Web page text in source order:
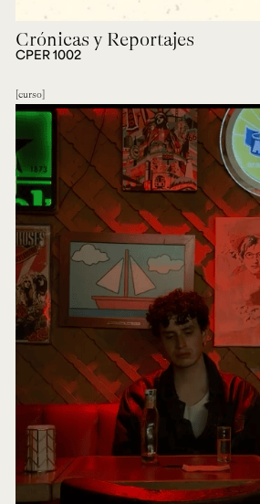
Crónicas y Reportajes
CPER 1002
curso